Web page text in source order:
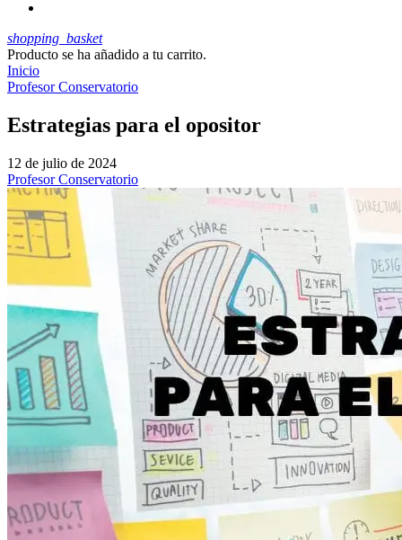
shopping_basket
Producto se ha añadido a tu carrito.
Inicio
Profesor Conservatorio
Estrategias para el opositor
12 de julio de 2024
Profesor Conservatorio